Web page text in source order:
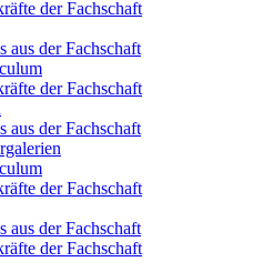
der Fachschaft
aus der Fachschaft
der Fachschaft
aus der Fachschaft
der Fachschaft
aus der Fachschaft
der Fachschaft